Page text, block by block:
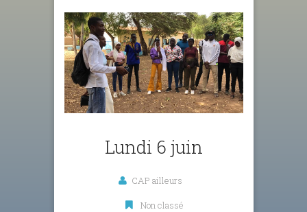
Lundi 6 juin
CAP ailleurs
Non classé